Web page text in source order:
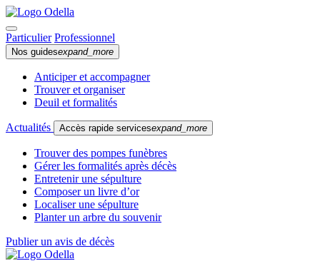
Particulier Professionnel
Nos guidesexpand_more
Anticiper et accompagner
Trouver et organiser
Deuil et formalités
Actualités Accès rapide servicesexpand_more
Trouver des pompes funèbres
Gérer les formalités après décès
Entretenir une sépulture
Composer un livre d’or
Localiser une sépulture
Planter un arbre du souvenir
Publier un avis de décès